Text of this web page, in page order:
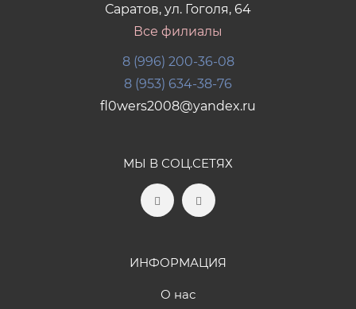
Саратов, ул. Гоголя, 64
Все филиалы
8 (996) 200-36-08
8 (953) 634-38-76
fl0wers2008@yandex.ru
МЫ В СОЦ.СЕТЯХ
ИНФОРМАЦИЯ
О нас